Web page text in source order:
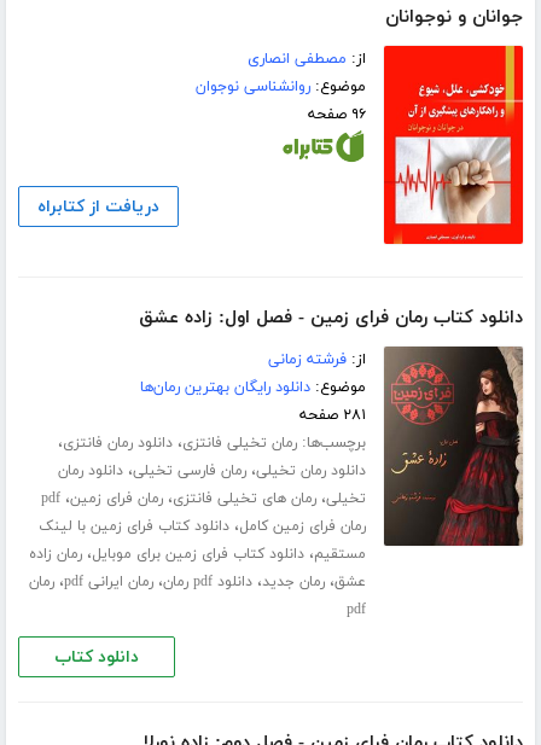
جوانان و نوجوانان
از: مصطفی انصاری
موضوع:روانشناسی نوجوان
۹۶ صفحه
دریافت از کتابراه
دانلود کتاب رمان فرای زمین - فصل اول: زاده عشق
از:فرشته زمانی
موضوع:دانلود رایگان بهترین رمان‌ها
۲۸۱ صفحه
برچسب‌ها:رمان تخیلی فانتزی،دانلود رمان فانتزی،
دانلود رمان تخیلی،رمان فارسی تخیلی،دانلود رمان
تخیلی،رمان های تخیلی فانتزی،رمان فرای زمین،pdf
رمان فرای زمین کامل،دانلود کتاب فرای زمین با لینک
مستقیم،دانلود کتاب فرای زمین برای موبایل،رمان زاده
عشق،رمان جدید،دانلود pdf رمان ،رمان ایرانی pdf ،رمان
pdf
دانلود کتاب